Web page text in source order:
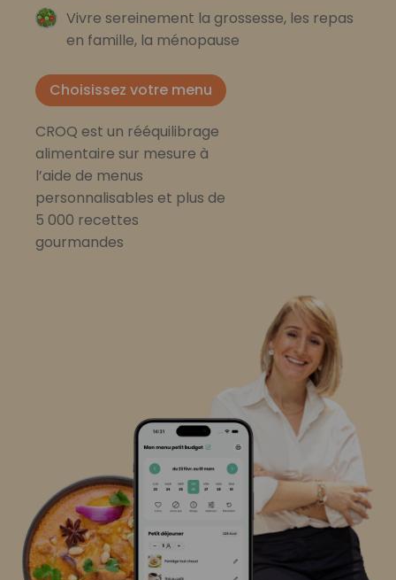
Vivre sereinement la grossesse, les repas
en famille, la ménopause
Choisissez votre menu
CROQ est un rééquilibrage
alimentaire sur mesure à
l’aide de menus
personnalisables et plus de
5 000 recettes
gourmandes